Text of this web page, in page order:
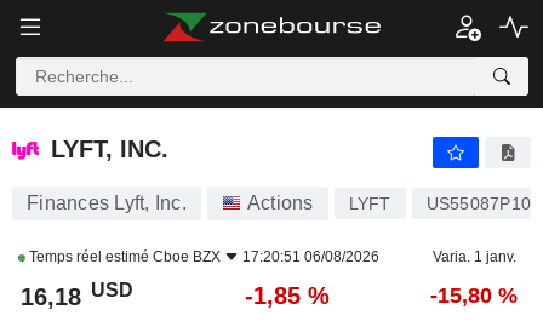
LYFT, INC.
LYFT, INC.
Finances Lyft, Inc. Actions LYFT
Temps réel estimé Cboe BZX 17:20:51 06/08/2026 Varia. 1 janv.
16,18 USD -1,85 % -15,80 %